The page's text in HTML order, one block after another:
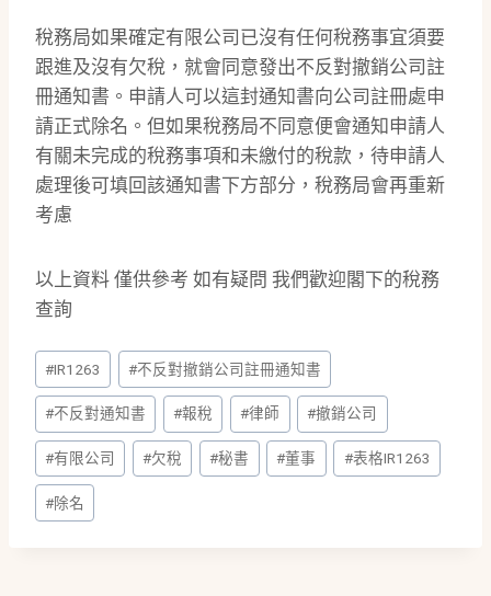
稅務局如果確定有限公司已沒有任何稅務事宜須要
跟進及沒有欠稅，就會同意發出不反對撤銷公司註
冊通知書。申請人可以這封通知書向公司註冊處申
請正式除名。但如果稅務局不同意便會通知申請人
有關未完成的稅務事項和未繳付的稅款，待申請人
處理後可填回該通知書下方部分，稅務局會再重新
考慮
以上資料 僅供參考 如有疑問 我們歡迎閣下的稅務
查詢
Post
Tags:
#IR1263 #不反對撤銷公司註冊通知書
#不反對通知書 #報稅 #律師 #撤銷公司
#有限公司 #欠稅 #秘書 #董事 #表格IR1263
#除名